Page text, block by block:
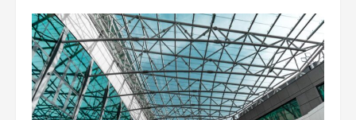
przepływu
pracy
w
projektach
hal
prefabrykowanych